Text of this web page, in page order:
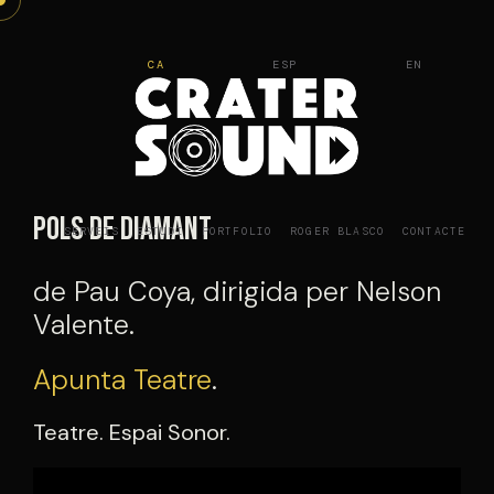
Vés
SERVEIS ESTUDI PORTFOLIO ROGER BLASCO CONTACTE
CA ESP EN
Pols de Diamant
de Pau Coya, dirigida per Nelson
Valente.
Apunta Teatre.
Teatre. Espai Sonor.